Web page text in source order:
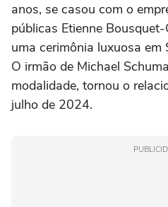
anos, se casou com o
públicas Etienne
uma cerimônia luxuosa em
O irmão de Michael
modalidade, tornou o
julho de 2024.